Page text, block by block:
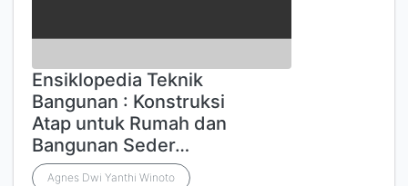
Ensiklopedia Teknik
Bangunan : Konstruksi
Atap untuk Rumah dan
Bangunan Seder…
Agnes Dwi Yanthi Winoto